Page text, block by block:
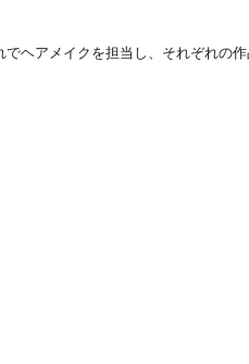
ヘアメイクを担当し、それぞれの